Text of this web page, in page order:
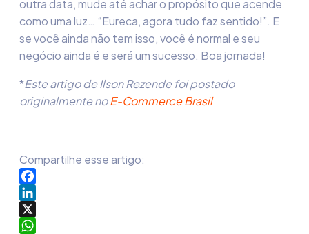
outra data, mude até achar o propósito que acende
como uma luz… “Eureca, agora tudo faz sentido!”. E
se você ainda não tem isso, você é normal e seu
negócio ainda é e será um sucesso. Boa jornada!
*Este artigo de Ilson Rezende foi postado
originalmente noE-Commerce Brasil
Compartilhe esse artigo:
Facebook
LinkedIn
X